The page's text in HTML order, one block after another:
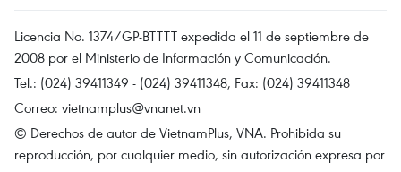
Licencia No. 1374/GP-BTTTT expedida el 11 de septiembre de
2008 por el Ministerio de Información y Comunicación.
Tel.: (024) 39411349 - (024) 39411348, Fax: (024) 39411348
Correo: vietnamplus@vnanet.vn
© Derechos de autor de VietnamPlus, VNA. Prohibida su
reproducción, por cualquier medio, sin autorización expresa por